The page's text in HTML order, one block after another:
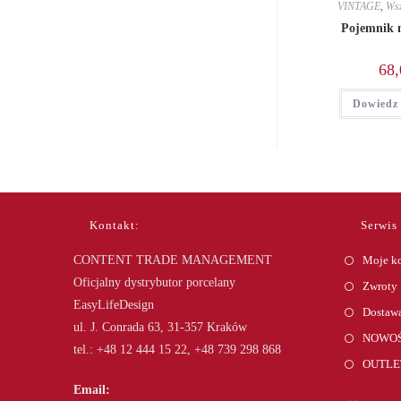
VINTAGE
Pojemnik
Dowiedz
Kontakt:
CONTENT TRADE MANAGEMENT
Oficjalny dystrybutor porcelany
EasyLifeDesign
ul. J. Conrada 63, 31-357 Kraków
tel.: +48 12 444 15 22, +48 739 298 868
Email:
Moje
Zwroty